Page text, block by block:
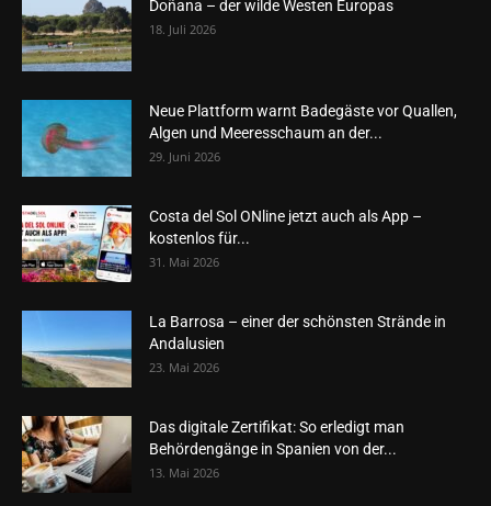
Doñana – der wilde Westen Europas
18. Juli 2026
Neue Plattform warnt Badegäste vor Quallen,
Algen und Meeresschaum an der...
29. Juni 2026
Costa del Sol ONline jetzt auch als App –
kostenlos für...
31. Mai 2026
La Barrosa – einer der schönsten Strände in
Andalusien
23. Mai 2026
Das digitale Zertifikat: So erledigt man
Behördengänge in Spanien von der...
13. Mai 2026